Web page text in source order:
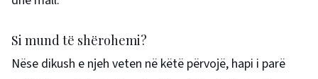
Si mund të shërohemi?
Nëse dikush e njeh veten në këtë përvojë, hapi i parë